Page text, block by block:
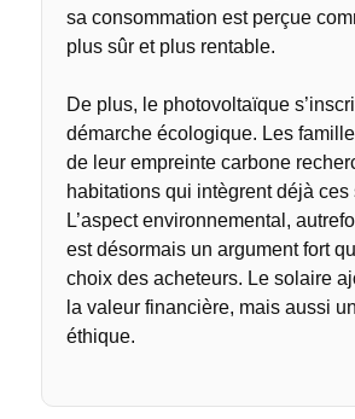
sa consommation est perçue
plus sûr et plus rentable.
De plus, le photovoltaïque
démarche écologique. Les
de leur empreinte carbone
habitations qui intègrent déjà ces
L’aspect environnemental,
est désormais un argument fort
choix des acheteurs. Le solaire
la valeur financière, mais aussi
éthique.